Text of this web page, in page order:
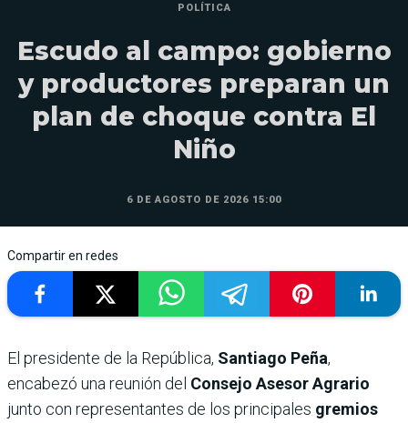
POLÍTICA
Escudo al campo: gobierno
y productores preparan un
plan de choque contra El
Niño
6 DE AGOSTO DE 2026 15:00
Compartir en redes
El presidente de la República, Santiago Peña,
encabezó una reunión del Consejo Asesor Agrario
junto con representantes de los principales gremios